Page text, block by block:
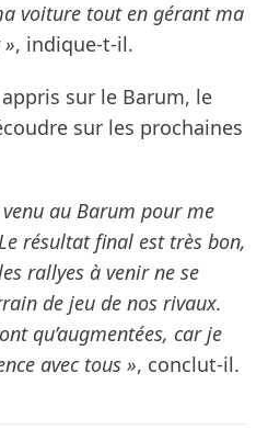
voiture tout en gérant ma
, indique-t-il.
sur le Barum, le
sur les prochaines
venu au Barum pour me
résultat final est très bon,
rallyes à venir ne se
de jeu de nos rivaux.
qu’augmentées, car je
avec tous », conclut-il.